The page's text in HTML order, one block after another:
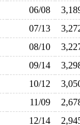
06/08
07/13
08/10
09/14
10/12
11/09
12/14